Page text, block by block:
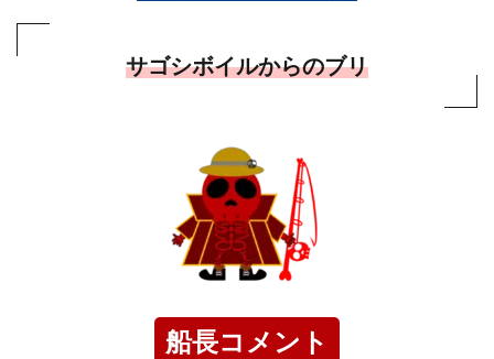
サゴシボイルからのブリ
船長コメント